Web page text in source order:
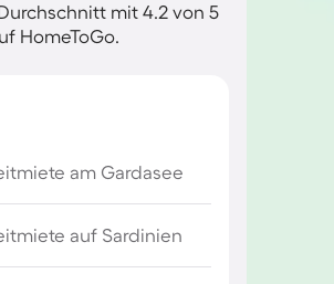
mit 4.2 von 5
HomeToGo.
am Gardasee
auf Sardinien